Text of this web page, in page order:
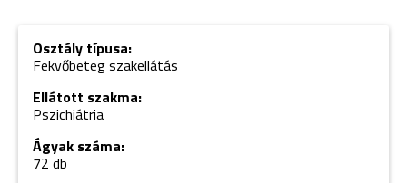
Osztály típusa:
Fekvőbeteg szakellátás
Ellátott szakma:
Pszichiátria
Ágyak száma:
72 db